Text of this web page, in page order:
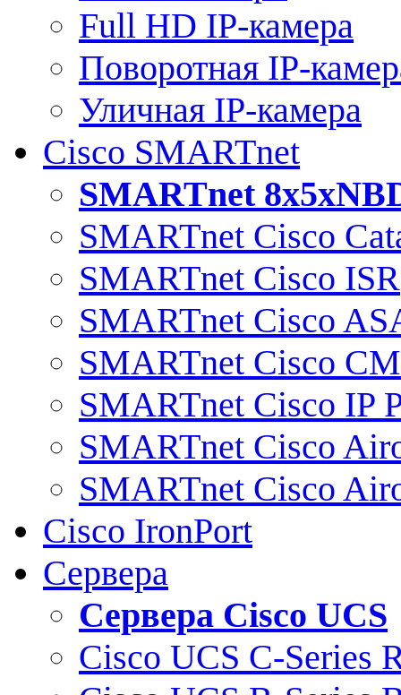
Full HD IP-камера
Поворотная IP-
Уличная IP-камера
Cisco SMARTnet
SMARTnet
SMARTnet Cisco
SMARTnet Cisco ISR
SMARTnet Cisco
SMARTnet Cisco
SMARTnet Cisco IP
SMARTnet Cisco
SMARTnet Cisco
Cisco IronPort
Сервера
Сервера Cisco UCS
Cisco UCS C-Series